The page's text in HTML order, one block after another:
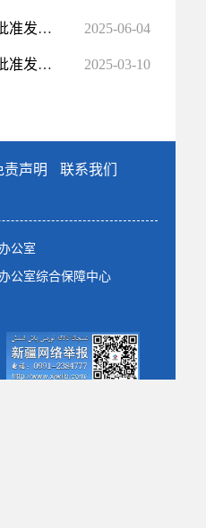
昌吉州市场监督管理局关于批准发布《“宽早优”机采棉化肥减量增效技术规范》等6项昌吉州地方标准的通告 2025-06-04
​昌吉州市场监督管理局关于批准发布《腐植酸肥料在棉花上的应用技术规程》昌吉州地方标准的通告 2025-03-10
责声明
联系我们
公室
公室综合保障中心